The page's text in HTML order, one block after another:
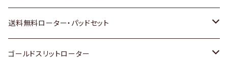
日野
三菱ふそう
日野
三菱ふそう
三菱ふそう
その他
三菱
スバル
ダイハツ
マツダ
マツダ
三菱
日産
ダイハツ
スズキ
日産
ホンダ
スズキ
トヨタ
ホンダ
送料無料ローター・パッドセット
トヨタ
ゴールドスリットローター